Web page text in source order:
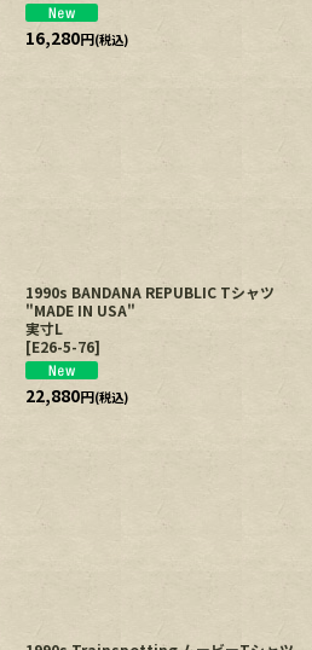
16,280円(税込)
1990s BANDANA REPUBLIC Tシャツ
"MADE IN USA"
実寸L
[E26-5-76]
22,880円(税込)